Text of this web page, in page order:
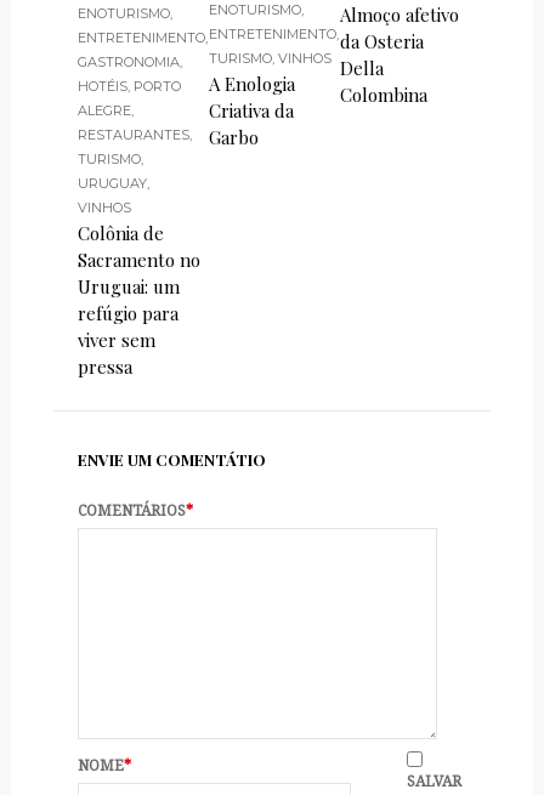
ENOTURISMO,
ENTRETENIMENTO,
GASTRONOMIA,
HOTÉIS, PORTO
ALEGRE,
RESTAURANTES,
TURISMO,
URUGUAY,
VINHOS
Colônia de
Sacramento no
Uruguai: um
refúgio para
viver sem
pressa
ENOTURISMO,
ENTRETENIMENTO,
TURISMO,VINHOS
A Enologia
Criativa da
Garbo
Almoço afetivo
da Osteria
Della
Colombina
ENVIE UM COMENTÁTIO
COMENTÁRIOS*
NOME*
SALVAR